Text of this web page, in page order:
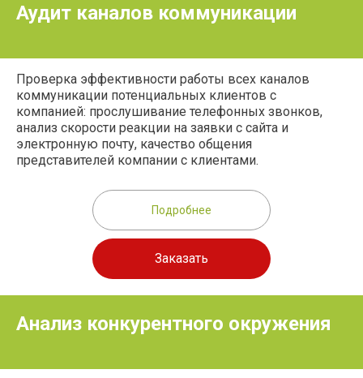
Аудит каналов коммуникации
Проверка эффективности работы всех каналов
коммуникации потенциальных клиентов с
компанией: прослушивание телефонных звонков,
анализ скорости реакции на заявки с сайта и
электронную почту, качество общения
представителей компании с клиентами.
Подробнее
Заказать
Анализ конкурентного окружения